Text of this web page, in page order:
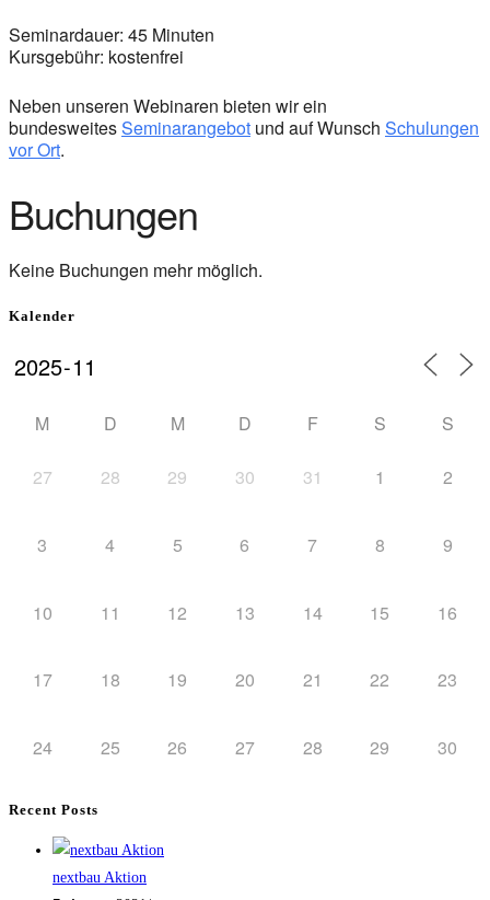
Seminardauer: 45 Minuten
Kursgebühr: kostenfrei
Neben unseren Webinaren bieten wir ein
bundesweitesSeminarangebot und auf Wunsch Schulungen
vor Ort.
Buchungen
Keine Buchungen mehr möglich.
Kalender
M D M D F S S
27 28 29 30 31 1 2
3 4 5 6 7 8 9
10 11 12 13 14 15 16
17 18 19 20 21 22 23
24 25 26 27 28 29 30
Recent Posts
nextbau Aktion